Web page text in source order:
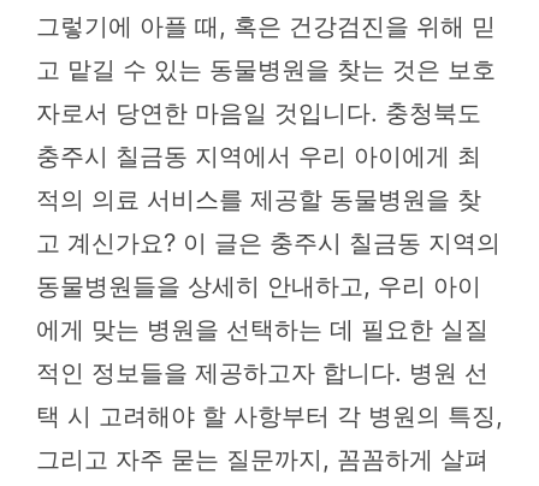
그렇기에 아플 때, 혹은 건강검진을 위해 믿
고 맡길 수 있는 동물병원을 찾는 것은 보호
자로서 당연한 마음일 것입니다. 충청북도
충주시 칠금동 지역에서 우리 아이에게 최
적의 의료 서비스를 제공할 동물병원을 찾
고 계신가요? 이 글은 충주시 칠금동 지역의
동물병원들을 상세히 안내하고, 우리 아이
에게 맞는 병원을 선택하는 데 필요한 실질
적인 정보들을 제공하고자 합니다. 병원 선
택 시 고려해야 할 사항부터 각 병원의 특징,
그리고 자주 묻는 질문까지, 꼼꼼하게 살펴